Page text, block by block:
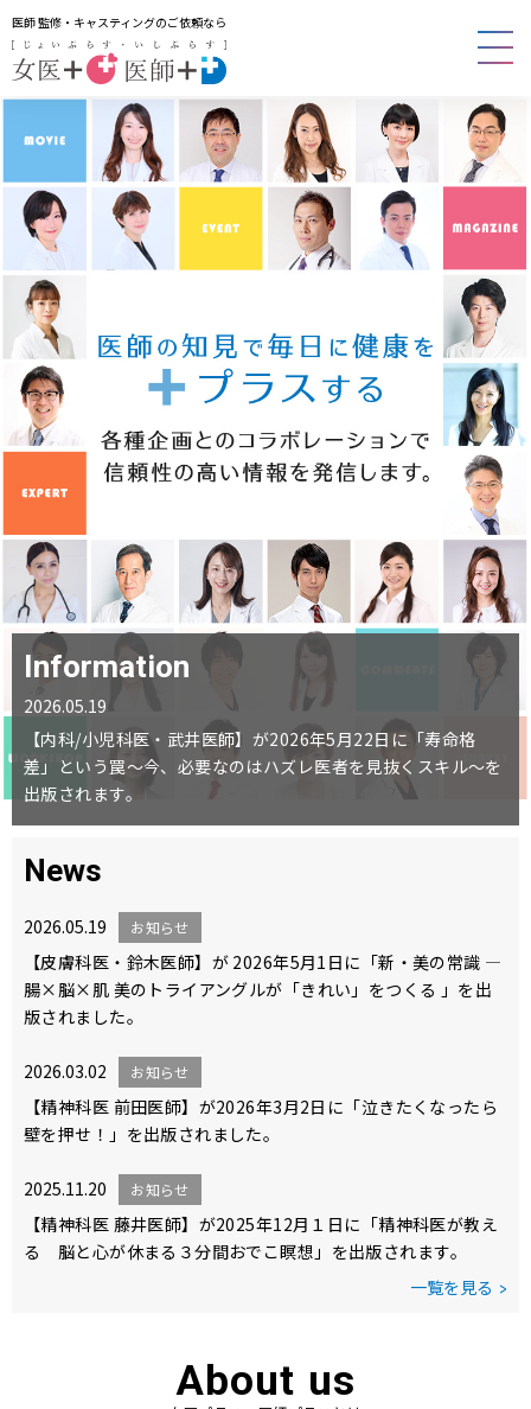
医師 監修・キャスティングのご依頼なら
Information
2026.05.19
【内科/小児科医・武井医師】が2026年5月22日に「寿命格
差」という罠〜今、必要なのはハズレ医者を見抜くスキル〜を
出版されます。
News
2026.05.19 お知らせ
【皮膚科医・鈴木医師】が 2026年5月1日に「新・美の常識 ―
腸×脳×肌 美のトライアングルが「きれい」をつくる 」を出
版されました。
2026.03.02 お知らせ
【精神科医 前田医師】が2026年3月2日に「泣きたくなったら
壁を押せ！」を出版されました。
2025.11.20 お知らせ
【精神科医 藤井医師】が2025年12月１日に「精神科医が教え
る 脳と心が休まる３分間おでこ瞑想」を出版されます。
一覧を見る
About us